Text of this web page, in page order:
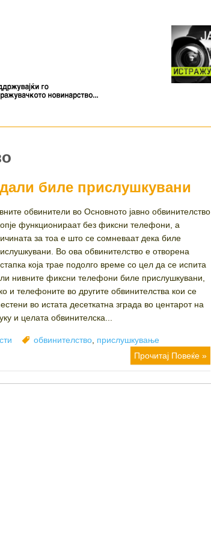
биле прислушкувани
обвинители во Основното јавно обвинителство
функционираат без фиксни телефони, а
за тоа е што се сомневаат дека биле
Во ова обвинителство е отворена
која трае подолго време со цел да се испита
нивните фиксни телефони биле прислушкувани,
и телефоните во другите обвинителства кои се
во истата десеткатна зграда во центарот на
и целата обвинителска...
Tags
обвинителство прислушкување
Прочитај Повеќе »